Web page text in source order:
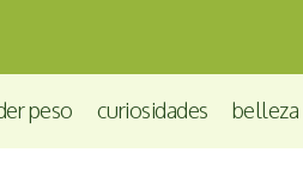
peso curiosidades belleza